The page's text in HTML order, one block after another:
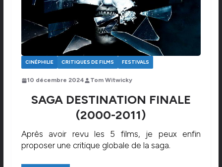
CINÉPHILIE CRITIQUES DE FILMS FESTIVALS
10 décembre 2024 Tom Witwicky
SAGA DESTINATION FINALE
(2000-2011)
Après avoir revu les 5 films, je peux enfin
proposer une critique globale de la saga.